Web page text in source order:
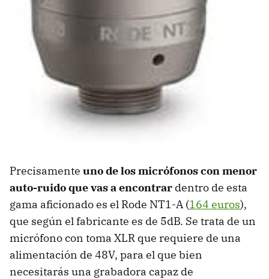
Precisamente uno de los micrófonos con menor
auto-ruido que vas a encontrar dentro de esta
gama aficionado es el Rode NT1-A (164 euros),
que según el fabricante es de 5dB. Se trata de un
micrófono con toma XLR que requiere de una
alimentación de 48V, para el que bien
necesitarás una grabadora capaz de